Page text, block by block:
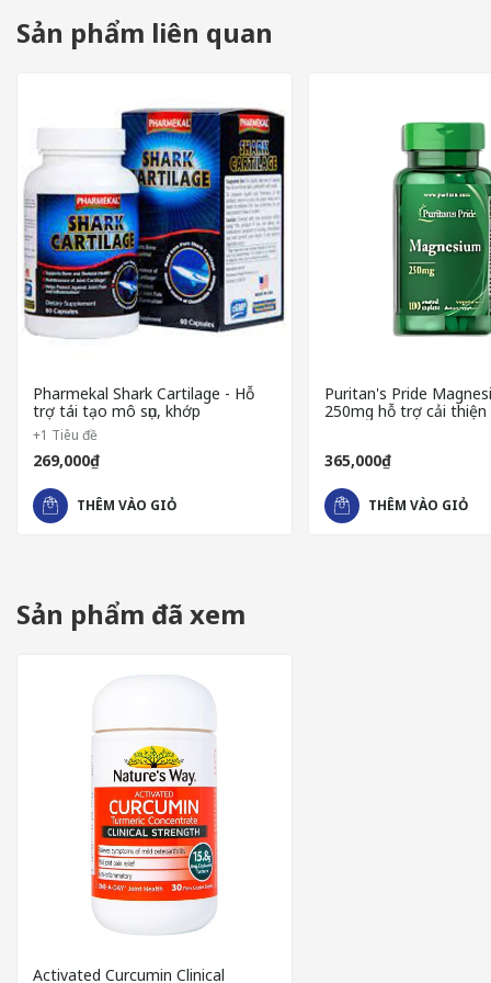
Sản phẩm Activated Curcumin Clinical Strength được bào chế
Curcumin (từ nghệ): Hoạt chất chính với khả năng chống
Piperine (chiết xuất tiêu đen): Giúp tăng cường hấp thu
Ginger extract (chiết xuất gừng): Tác dụng chống viêm tự
Vitamin C và E: Hỗ trợ chống oxy hóa, bảo vệ tế bào và mô liên
Những thành phần của sản phẩm Activated Curcumin
Sản phẩm liên quan
Pharmekal Shark Cartilage - Hỗ
trợ tái tạo mô sụn, khớp
+1 Tiêu đề
269,000₫
THÊM VÀO GIỎ
Puritan's Pride
250mg hỗ trợ cải thiện
365,000₫
THÊM VÀO GIỎ
Sản phẩm đã xem
Activated Curcumin Clinical